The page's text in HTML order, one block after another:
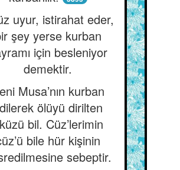
uyur, istirahat eder,
şey yerse kurban
için besleniyor
demektir.
Musa’nın kurban
ölüyü dirilten
bil. Cüz’lerimin
bile hür kişinin
sebeptir.